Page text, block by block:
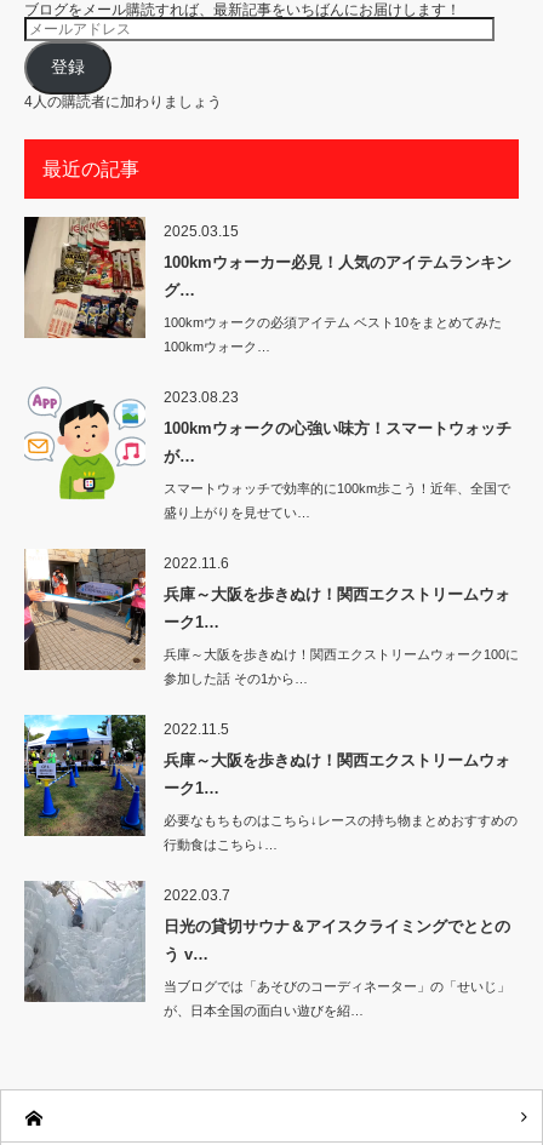
ブログをメール購読すれば、最新記事をいちばんにお届けします！
メ
ー
ル
ア
ド
レ
ス
登録
4人の購読者に加わりましょう
最近の記事
2025.03.15
100kmウォーカー必見！人気のアイテムランキン
グ…
100kmウォークの必須アイテム ベスト10をまとめてみた
100kmウォーク…
2023.08.23
100kmウォークの心強い味方！スマートウォッチ
が…
スマートウォッチで効率的に100km歩こう！近年、全国で
盛り上がりを見せてい…
2022.11.6
兵庫～大阪を歩きぬけ！関西エクストリームウォ
ーク1…
兵庫～大阪を歩きぬけ！関西エクストリームウォーク100に
参加した話 その1から…
2022.11.5
兵庫～大阪を歩きぬけ！関西エクストリームウォ
ーク1…
必要なもちものはこちら↓レースの持ち物まとめおすすめの
行動食はこちら↓…
2022.03.7
日光の貸切サウナ＆アイスクライミングでととの
う v…
当ブログでは「あそびのコーディネーター」の「せいじ」
が、日本全国の面白い遊びを紹…